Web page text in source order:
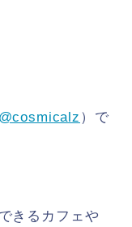
@cosmicalz ）で
きるカフェや